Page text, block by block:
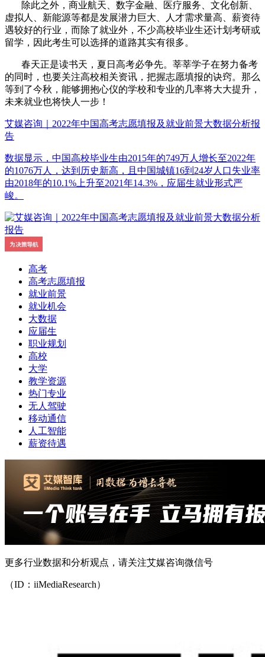
除此之外，商业航天、数字金融、医疗服务、文化创新、
虚拟人、新能源等都是发展潜力巨大、人才需求量高、薪资待
遇较好的行业，而除了就业外，不少高校毕业生还计划考研或
留学，因此考生可以选择的道路其实有很多。
春天正是读书天，夏日高考必争先。莘莘学子在努力备考
的同时，也要关注高校相关资讯，把握志愿填报的诀窍。那么
等到了今秋，能够拥抱心仪的学校和专业的几率将大大提升，
未来就业也将快人一步！
艾媒咨询｜2022年中国高考志愿填报及就业前景大数据分析报
告
数据显示，中国高校毕业生由2015年的749万人增长至2022年
的1076万人，达到历史新高，且中国城镇16到24岁人口失业率
由2018年的10.1%上升至2021年14.3%，应届生就业形式严
峻。
高考
高考志愿填报
就业前景
就业机会
大数据
应届生
职业规划
高校
大学
教学资源
热门专业
无人驾驶
移动通信
人工智能
薪资待遇
更多行业数据和分析观点，请关注艾媒咨询微信号
（ID：iiMediaResearch）